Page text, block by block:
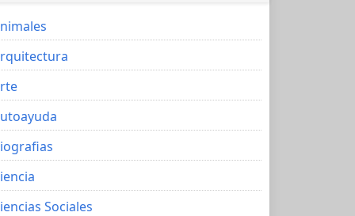
Sociales